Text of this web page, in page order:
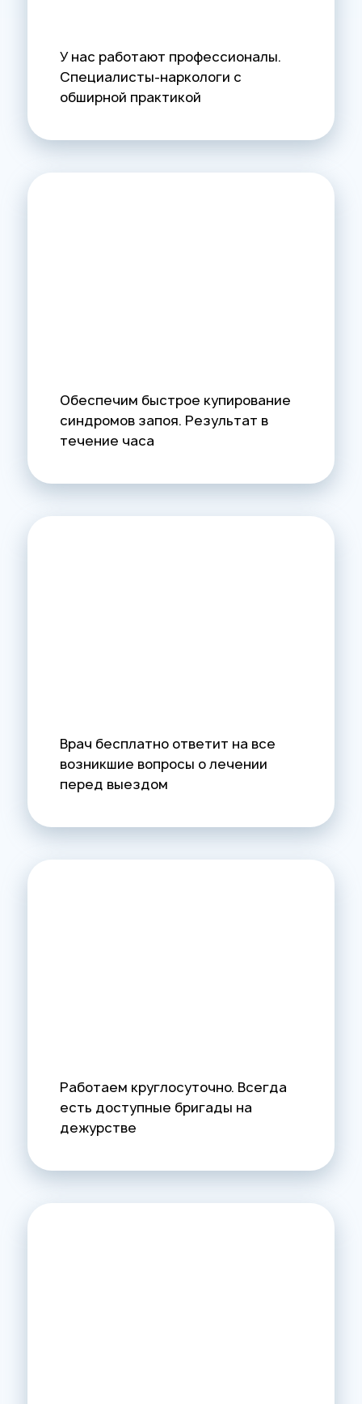
У нас работают профессионалы.
Специалисты-наркологи с
обширной практикой
Обеспечим быстрое купирование
синдромов запоя. Результат в
течение часа
Врач бесплатно ответит на все
возникшие вопросы о лечении
перед выездом
Работаем круглосуточно. Всегда
есть доступные бригады на
дежурстве